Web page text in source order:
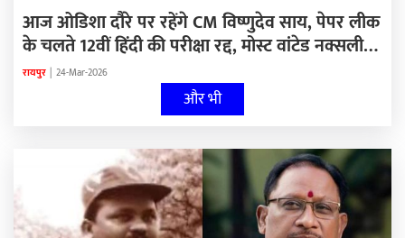
आज ओडिशा दौरे पर रहेंगे CM विष्णुदेव साय, पेपर लीक
के चलते 12वीं हिंदी की परीक्षा रद्द, मोस्ट वांटेड नक्सली
कमांडर पापा राव अपने 17 साथियों के साथ करेगा सरेंडर,
कल रायुपर में होगा खेलो इंडिया ट्रायबल गेम्स का रंगारंग
शुभारंभ, उपमुख्यमंत्री साव आज लेंगे प्रेसवार्ता….
रायपुर | 24-Mar-2026
और भी